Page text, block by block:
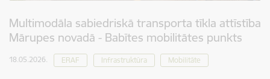
Multimodāla sabiedriskā transporta tīkla attīstība
Mārupes novadā - Babītes mobilitātes punkts
18.05.2026. ERAF Infrastruktūra Mobilitāte